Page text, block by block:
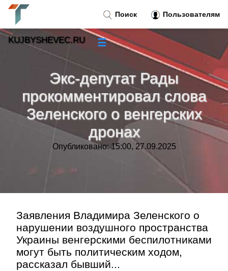
Экс-депутат Рады
прокомментировал слова
Зеленского о венгерских
дронах
Опубликовано: 15:00, 27.09.2025
Заявления Владимира Зеленского о
нарушении воздушного пространства
Украины венгерскими беспилотниками
могут быть политическим ходом,
рассказал бывший...
Поиск Пользователям
KUJBYSHEVEC.RU ☰
Новости
Тренды новостей»
Рубрики»
»